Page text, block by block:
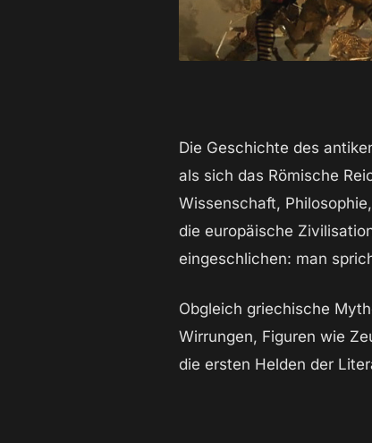
Die Geschichte des
als sich das Römische
Wissenschaft,
die europäische
eingeschlichen: man
Obgleich griechische
Wirrungen, Figuren wie
die ersten Helden der